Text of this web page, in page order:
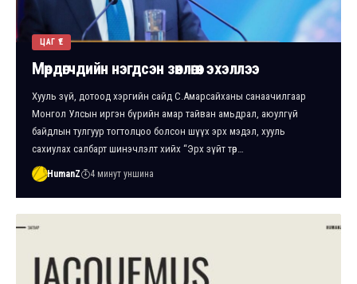
ЦАГ ҮЕ
Мөрдөгчдийн нэгдсэн зөвлөгөөн эхэллээ
Хууль зүй, дотоод хэргийн сайд С.Амарсайханы санаачилгаар
Монгол Улсын иргэн бүрийн амар тайван амьдрал, аюулгүй
байдлын тулгуур тогтолцоо болсон шүүх эрх мэдэл, хууль
сахиулах салбарт шинэчлэлт хийх “Эрх зүйт төр…
HumanZ 4 минут уншина